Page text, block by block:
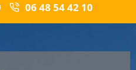
06 48 54 42 10